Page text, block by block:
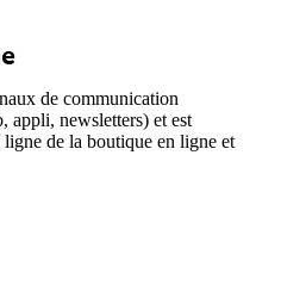
de communication
appli, newsletters) et est
de la boutique en ligne et